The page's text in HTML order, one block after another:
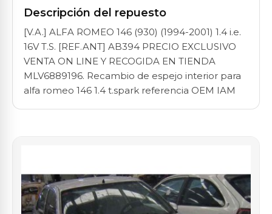
Descripción del repuesto
[V.A.] ALFA ROMEO 146 (930) (1994-2001) 1.4 i.e.
16V T.S. [REF.ANT] AB394 PRECIO EXCLUSIVO
VENTA ON LINE Y RECOGIDA EN TIENDA
MLV6889196. Recambio de espejo interior para
alfa romeo 146 1.4 t.spark referencia OEM IAM